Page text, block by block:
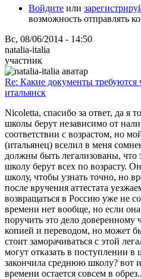
Войдите или
возможность отправлять
Вс, 08/06/2014 - 14:50
natalia-italia
участник
Re: Какие документы требуются
итальянск
Nicoletta, спасибо за ответ, да я
школы берут независимо от
соответствии с возрастом, но
(итальянец) вселил в меня
должны быть легализованы, что
школу берут всех по возрасту.
школу, чтобы узнать точно, но
после вручения аттестата
возвращаться в Россию уже не
времени нет вообще, но если
поручить это дело доверенному
копией и переводом, но может
стоит заморачиваться с этой
могут отказать в поступлении в
закончила среднюю школу? вот
времени остается совсем в